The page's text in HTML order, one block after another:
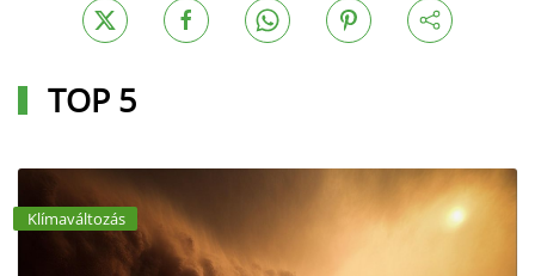
TOP 5
Klímaváltozás